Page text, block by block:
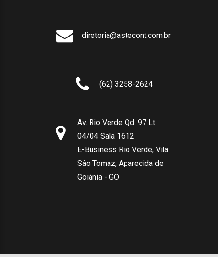
diretoria@astecont.com.br
(62) 3258-2624
Av. Rio Verde Qd. 97 Lt.
04/04 Sala 1612
E-Business Rio Verde, Vila
Sâo Tomaz, Aparecida de
Goiánia - GO